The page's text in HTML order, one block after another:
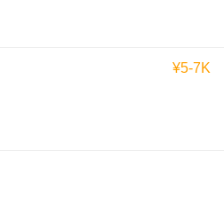
¥5-7K